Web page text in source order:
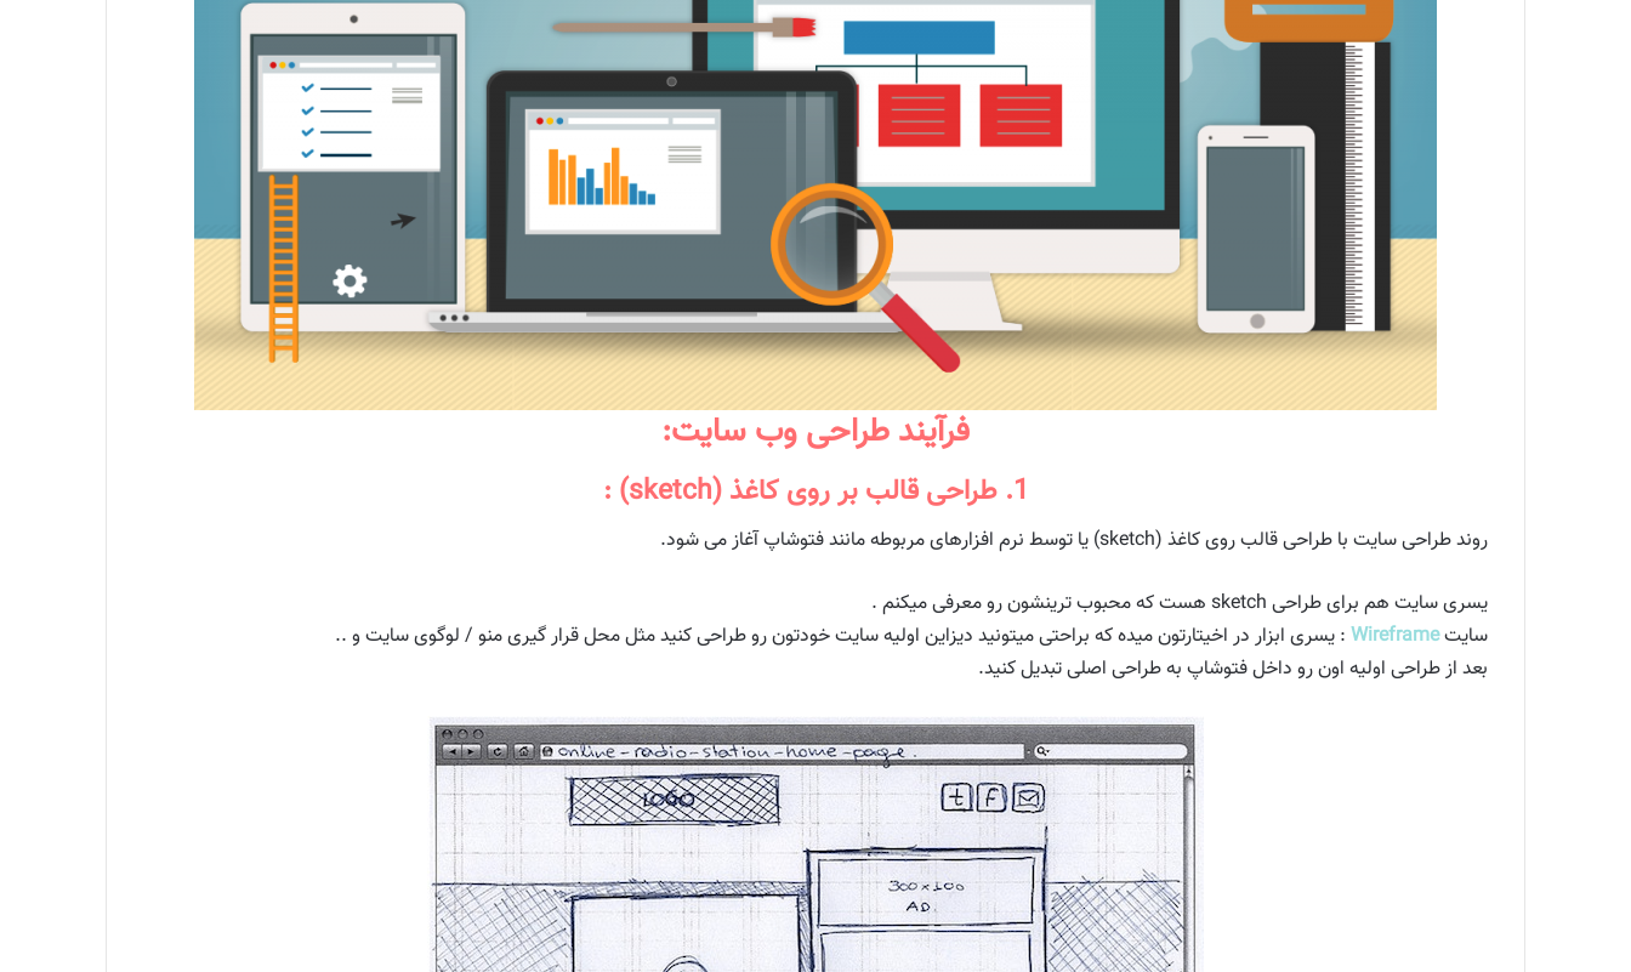
فرآیند طراحی وب سایت:
1. طراحی قالب بر روی کاغذ (sketch) :
روند طراحی سایت با طراحی قالب روی کاغذ (sketch) یا توسط نرم افزارهای مربوطه مانند فتوشاپ آغاز می شود.
یسری سایت هم برای طراحی sketch هست که محبوب ترینشون رو معرفی میکنم .
سایتWireframe : یسری ابزار در اخیتارتون میده که براحتی میتونید دیزاین اولیه سایت خودتون رو طراحی کنید مثل محل قرار گیری منو / لوگوی سایت و ..
بعد از طراحی اولیه اون رو داخل فتوشاپ به طراحی اصلی تبدیل کنید.